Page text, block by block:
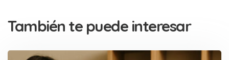
También te puede interesar